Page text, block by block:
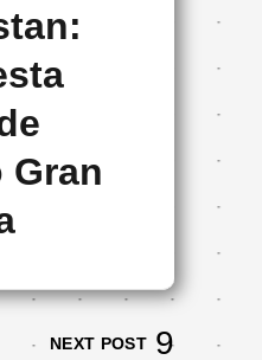
Gran
NEXT POST